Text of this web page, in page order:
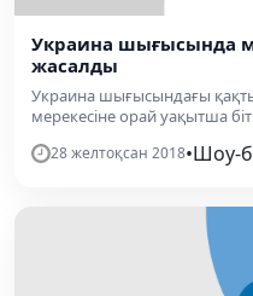
Украина шығысында
жасалды
Украина шығысындағы
мерекесіне орай уақытша
28 желтоқсан 2018•Шоу-